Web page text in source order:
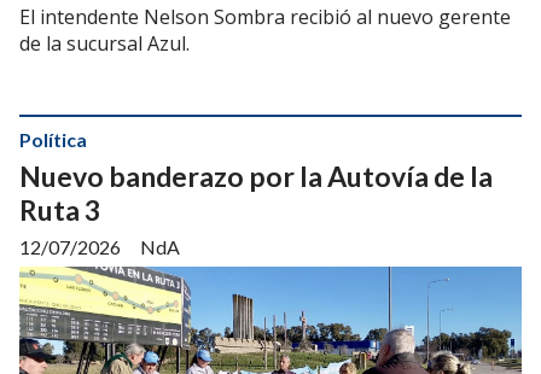
El intendente Nelson Sombra recibió al nuevo gerente
de la sucursal Azul.
Nuevo banderazo por la Autovía de la
Ruta 3
NdA
Política
12/07/2026